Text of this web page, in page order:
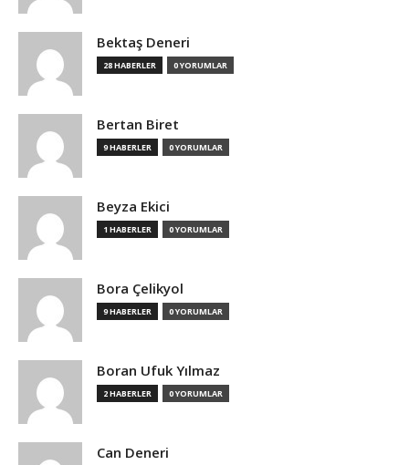
Bektaş Deneri
28 HABERLER 0 YORUMLAR
Bertan Biret
9 HABERLER 0 YORUMLAR
Beyza Ekici
1 HABERLER 0 YORUMLAR
Bora Çelikyol
9 HABERLER 0 YORUMLAR
Boran Ufuk Yılmaz
2 HABERLER 0 YORUMLAR
Can Deneri